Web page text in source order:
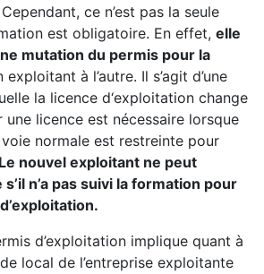
Cependant, ce n’est pas la seule
est obligatoire. En effet, elle
mutation du permis pour la
exploitant à l’autre. Il s’agit d’une
la licence d‘exploitation change
une licence est nécessaire lorsque
normale est restreinte pour
Le nouvel exploitant ne peut
n’a pas suivi la formation pour
d’exploitation implique quant à
local de l’entreprise exploitante